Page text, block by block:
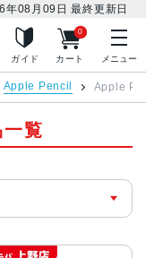
年08月09日 最終更新日
ガイド カート
0
メニュー
Apple Pencil Apple
覧